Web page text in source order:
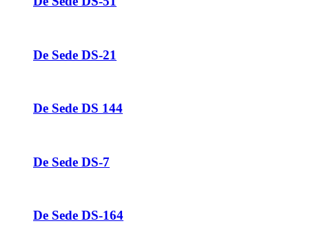
De Sede DS-21
De Sede DS 144
De Sede DS-7
De Sede DS-164